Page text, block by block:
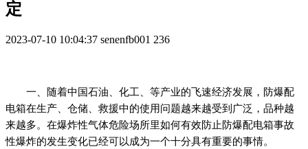
定
2023-07-10 10:04:37 senenfb001 236
一、随着中国石油、化工、等产业的飞速经济发展，防爆配
电箱在生产、仓储、救援中的使用问题越来越受到广泛，品种越
来越多。在爆炸性气体危险场所里如何有效防止防爆配电箱事故
性爆炸的发生变化已经可以成为一个十分具有重要的事情。